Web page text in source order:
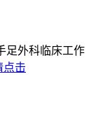
足外科临床工作
点击